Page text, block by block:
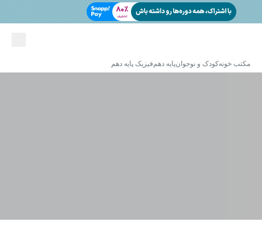
مکتب خونهکودک و نوجوانپایه دهمفیزیک پایه دهم